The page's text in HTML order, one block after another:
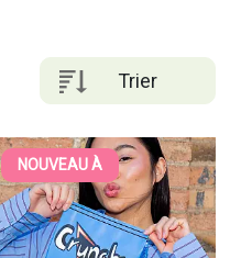
Trier
NOUVEAU À